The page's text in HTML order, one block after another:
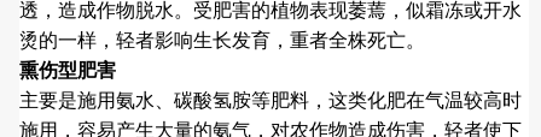
透，造成作物脱水。受肥害的植物表现萎蔫，似霜冻或开水
烫的一样，轻者影响生长发育，重者全株死亡。
熏伤型肥害
主要是施用氨水、碳酸氢胺等肥料，这类化肥在气温较高时
施用，容易产生大量的氨气，对农作物造成伤害，轻者使下